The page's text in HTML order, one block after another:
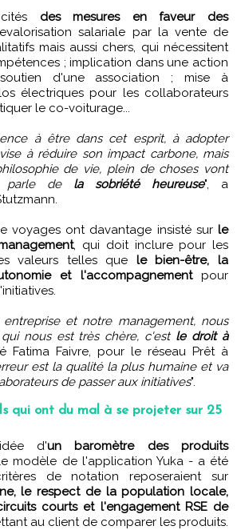
des mesures en faveur des
salariale par la vente de
mais aussi chers, qui nécessitent
; implication dans une action
d'une association ; mise à
électriques pour les collaborateurs
le co-voiturage...
à être dans cet esprit, à adopter
à réduire son impact carbone, mais
de vie, plein de choses vont
parle de la sobriété heureuse", a
voyages ont davantage insisté sur le
, qui doit inclure pour les
valeurs telles que le bien-être, la
et l'accompagnementpour
et notre management, nous
nous est très chère, c'est le droit à
Fatima Faivre, pour le réseau Prêt à
est la qualité la plus humaine et va
de passer aux initiatives".
qui ont du mal à se projeter sur 25
d'un baromètre des produits
modèle de l'application Yuka - a été
de notation reposeraient sur
le respect de la population locale,
courts et l'engagement RSE de
au client de comparer les produits.